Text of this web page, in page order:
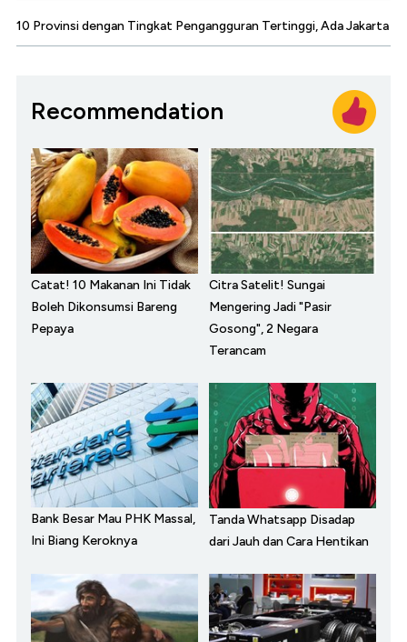
10 Provinsi dengan Tingkat Pengangguran Tertinggi, Ada Jakarta
Recommendation
Catat! 10 Makanan Ini Tidak
Boleh Dikonsumsi Bareng
Pepaya
Citra Satelit! Sungai
Mengering Jadi "Pasir
Gosong", 2 Negara
Terancam
Bank Besar Mau PHK Massal,
Ini Biang Keroknya
Tanda Whatsapp Disadap
dari Jauh dan Cara Hentikan